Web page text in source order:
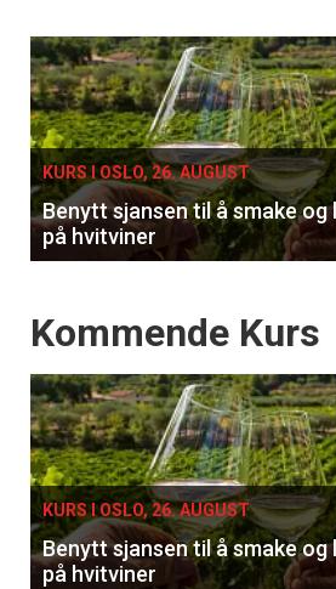
vin
Events
single
KURS I OSLO, 26. AUGUST
Benytt sjansen til å smake
på hvitviner
Events
Kommende Kurs
KURS I OSLO, 26. AUGUST
Benytt sjansen til å smake
på hvitviner